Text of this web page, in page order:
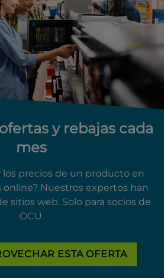
y rebajas cada
mes
los precios de un producto en
Nuestros expertos han
sitios web. Solo para socios de
OCU.
ESTA OFERTA